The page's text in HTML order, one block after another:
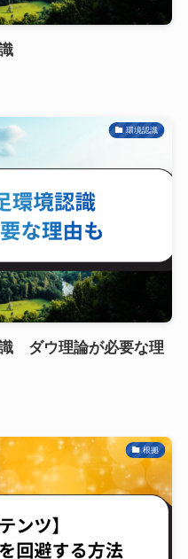
環境認識
ダウ理論が必要な理
根拠